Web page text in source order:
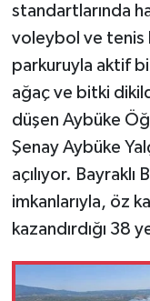
standartlarında
voleybol ve tenis
parkuruyla aktif
ağaç ve bitki
düşen Aybüke
Şenay Aybüke
açılıyor.
imkanlarıyla, öz
kazandırdığı 38